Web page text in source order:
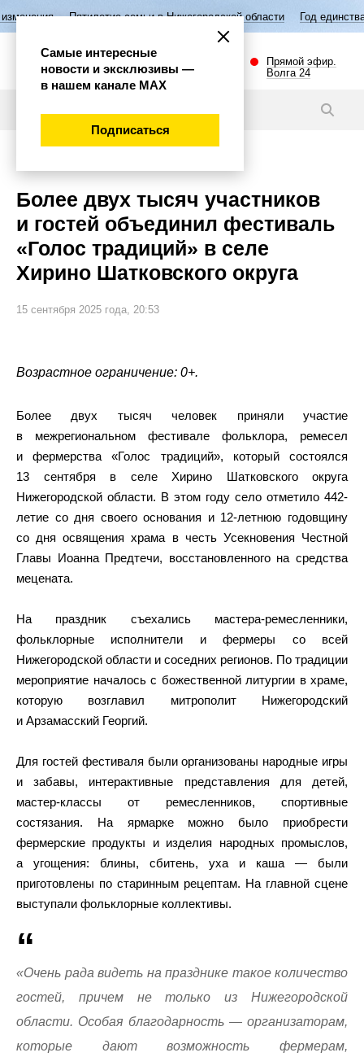
семьи в Нижегородской области Год единства народов России
Прямой эфир.
Волга 24
Более двух тысяч участников
и гостей объединил фестиваль
«Голос традиций» в селе
Хирино Шатковского округа
15 сентября 2025 года, 20:53
Возрастное ограничение: 0+.
Более двух тысяч человек приняли участие
в межрегиональном фестивале фольклора, ремесел
и фермерства «Голос традиций», который состоялся
13 сентября в селе Хирино Шатковского округа
Нижегородской области. В этом году село отметило 442-
летие со дня своего основания и 12-летнюю годовщину
со дня освящения храма в честь Усекновения Честной
Главы Иоанна Предтечи, восстановленного на средства
мецената.
На праздник съехались мастера-ремесленники,
фольклорные исполнители и фермеры со всей
Нижегородской области и соседних регионов. По традиции
мероприятие началось с божественной литургии в храме,
которую возглавил митрополит Нижегородский
и Арзамасский Георгий.
Для гостей фестиваля были организованы народные игры
и забавы, интерактивные представления для детей,
мастер-классы от ремесленников, спортивные
состязания. На ярмарке можно было приобрести
фермерские продукты и изделия народных промыслов,
а угощения: блины, сбитень, уха и каша — были
приготовлены по старинным рецептам. На главной сцене
выступали фольклорные коллективы.
«Очень рада видеть на празднике такое количество
гостей, причем не только из Нижегородской
области. Особая благодарность — организаторам,
которые дают возможность фермерам,
Самые интересные
новости и эксклюзивы —
в нашем канале МАХ
Подписаться